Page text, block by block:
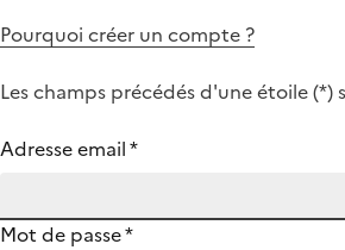
Pourquoi créer un compte ?
Les champs précédés d'une étoile (*)
Adresse email*
Mot de passe*